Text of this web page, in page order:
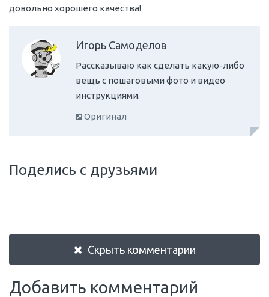
довольно хорошего качества!
Игорь Самоделов
Рассказываю как сделать какую-либо
вещь с пошаговыми фото и видео
инструкциями.
Оригинал
Поделись с друзьями
Скрыть комментарии
Добавить комментарий